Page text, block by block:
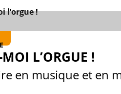
l’orgue !
L’ORGUE !
en musique et en